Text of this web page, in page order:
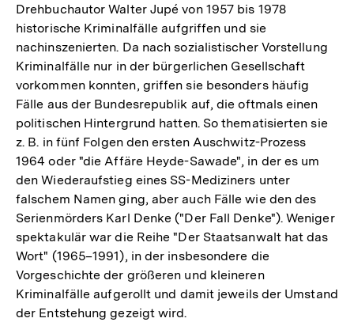
Drehbuchautor Walter Jupé von 1957 bis 1978
historische Kriminalfälle aufgriffen und sie
nachinszenierten. Da nach sozialistischer Vorstellung
Kriminalfälle nur in der bürgerlichen Gesellschaft
vorkommen konnten, griffen sie besonders häufig
Fälle aus der Bundesrepublik auf, die oftmals einen
politischen Hintergrund hatten. So thematisierten sie
z. B. in fünf Folgen den ersten Auschwitz-Prozess
1964 oder "die Affäre Heyde-Sawade", in der es um
den Wiederaufstieg eines SS-Mediziners unter
falschem Namen ging, aber auch Fälle wie den des
Serienmörders Karl Denke ("Der Fall Denke"). Weniger
spektakulär war die Reihe "Der Staatsanwalt hat das
Wort" (1965–1991), in der insbesondere die
Vorgeschichte der größeren und kleineren
Kriminalfälle aufgerollt und damit jeweils der Umstand
der Entstehung gezeigt wird.